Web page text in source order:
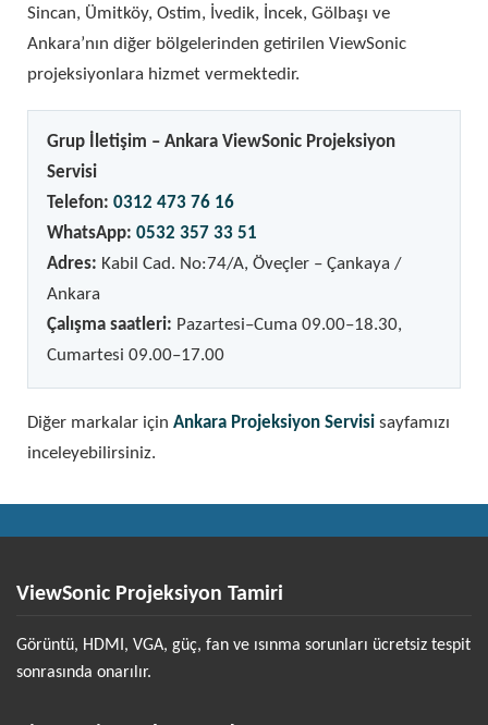
Sincan, Ümitköy, Ostim, İvedik, İncek, Gölbaşı ve
Ankara’nın diğer bölgelerinden getirilen ViewSonic
projeksiyonlara hizmet vermektedir.
Grup İletişim – Ankara ViewSonic Projeksiyon
Servisi
Telefon: 0312 473 76 16
WhatsApp: 0532 357 33 51
Adres: Kabil Cad. No:74/A, Öveçler – Çankaya /
Ankara
Çalışma saatleri: Pazartesi–Cuma 09.00–18.30,
Cumartesi 09.00–17.00
Diğer markalar için Ankara Projeksiyon Servisi sayfamızı
inceleyebilirsiniz.
ViewSonic Projeksiyon Tamiri
Görüntü, HDMI, VGA, güç, fan ve ısınma sorunları ücretsiz tespit
sonrasında onarılır.